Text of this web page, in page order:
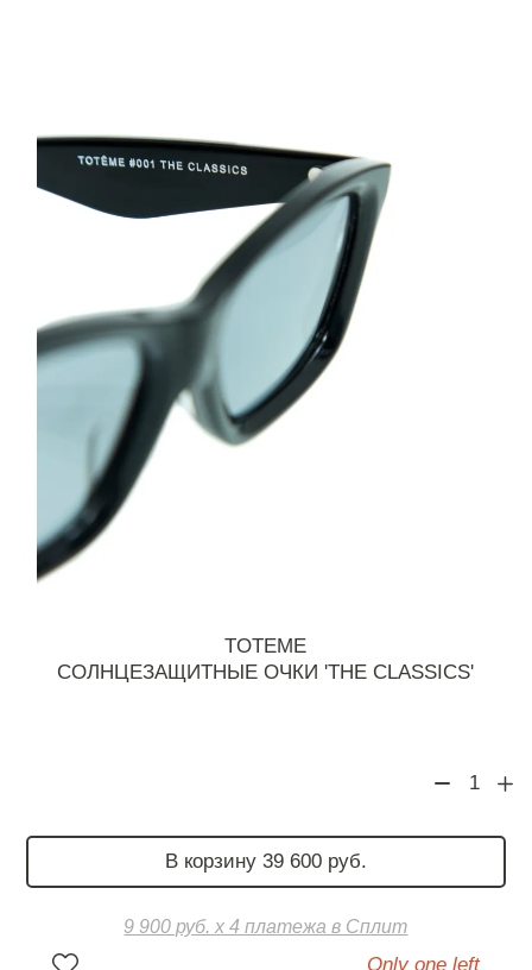
TOTEME
СОЛНЦЕЗАЩИТНЫЕ ОЧКИ 'THE CLASSICS'
1
В корзину 39 600 руб.
9 900 руб. х 4 платежа в Сплит
Only one left